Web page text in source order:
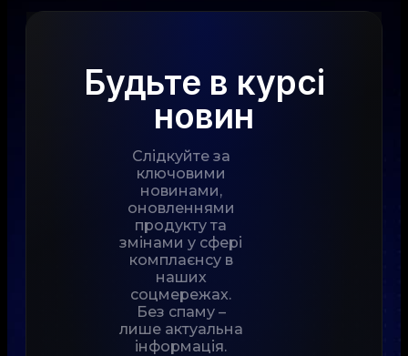
Будьте в курсі
новин
Слідкуйте за
ключовими
новинами,
оновленнями
продукту та
змінами у сфері
комплаєнсу в
наших
соцмережах.
Без спаму –
лише актуальна
інформація.